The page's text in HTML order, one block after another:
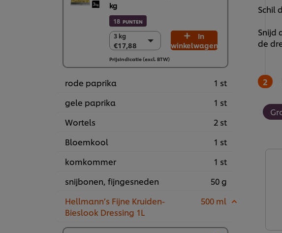
kg
18 PUNTEN
3 kg
€17,88
3 kg
€17,88
4 (x 3 kg)
€71,53
In
winkelwagen
Prijsindicatie (excl. BTW)
rode paprika
1 st
gele paprika
1 st
Wortels
2 st
Bloemkool
1 st
komkommer
1 st
snijbonen, fijngesneden
50 g
Hellmann’s Fijne Kruiden-
Bieslook Dressing 1L
500 ml
Schil
Snijd
de